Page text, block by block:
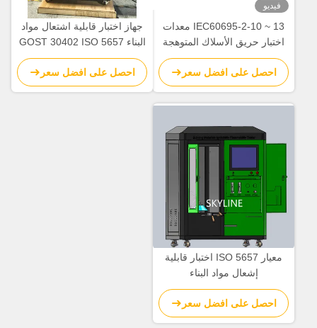
فيديو
IEC60695-2-10 ~ 13 معدات
اختبار حريق الأسلاك المتوهجة
احصل على افضل سعر
جهاز اختبار قابلية اشتعال مواد
البناء GOST 30402 ISO 5657
مع إشعاع 10 كيلو واط/م2 ~ 70
كيلو واط/م2 ومخرج 50 واط
احصل على افضل سعر
معيار ISO 5657 اختبار قابلية
إشعال مواد البناء
احصل على افضل سعر